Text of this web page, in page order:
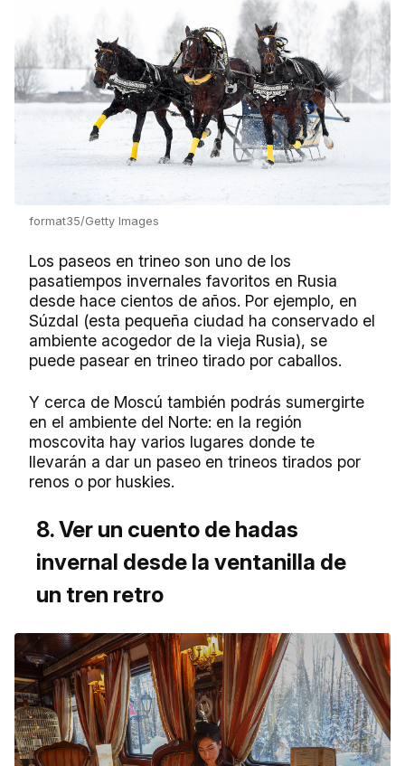
format35/Getty Images
Los paseos en trineo son uno de los
pasatiempos invernales favoritos en Rusia
desde hace cientos de años. Por ejemplo, en
Súzdal (esta pequeña ciudad ha conservado el
ambiente acogedor de la vieja Rusia), se
puede pasear en trineo tirado por caballos.
Y cerca de Moscú también podrás sumergirte
en el ambiente del Norte: en la región
moscovita hay varios lugares donde te
llevarán a dar un paseo en trineos tirados por
renos o por huskies.
8. Ver un cuento de hadas
invernal desde la ventanilla de
un tren retro